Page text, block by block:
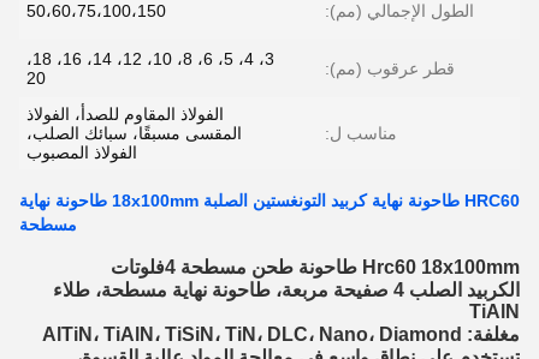
الطول الإجمالي (مم): 50،60،75،100،150
قطر عرقوب (مم):
3، 4، 5، 6، 8، 10، 12، 14، 16، 18،
20
مناسب ل:
الفولاذ المقاوم للصدأ، الفولاذ
المقسى مسبقًا، سبائك الصلب،
الفولاذ المصبوب
HRC60 طاحونة نهاية كربيد التونغستين الصلبة 18x100mm طاحونة نهاية
مسطحة
Hrc60 18x100mm طاحونة طحن مسطحة 4فلوتات
الكربيد الصلب 4 صفيحة مربعة، طاحونة نهاية مسطحة، طلاء
TiAlN
مغلفة: AlTiN، TiAlN، TiSiN، TiN، DLC، Nano، Diamond